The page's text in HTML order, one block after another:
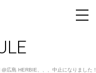
広島 HERBIE、、、中止になりました